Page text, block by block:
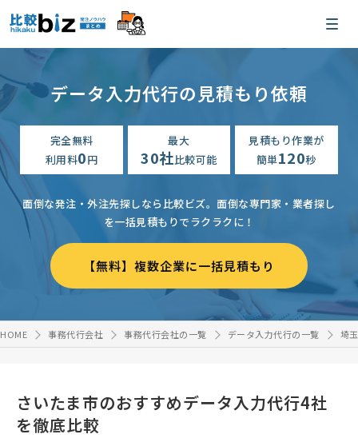
データ入力代行の見積もり依頼
完全無料
利用料0円
最大
30社比較可能
見積もり作業が
簡単120秒
面倒な発注・外注先探しなら比較ビズ。 面倒な専門家・業者探し
を一括見積もりでラクラクに！
【無料】複数企業に一括見積もり
HOME 事務代行会社 事務代行会社の一覧 データ入力代行の一覧 埼
さいたま市のおすすめデータ入力代行4社
を徹底比較